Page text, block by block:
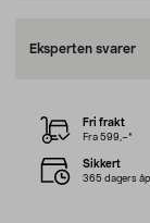
Eksperten svarer
Fri frakt
Fra 599,–*
Sikkert
365 dagers